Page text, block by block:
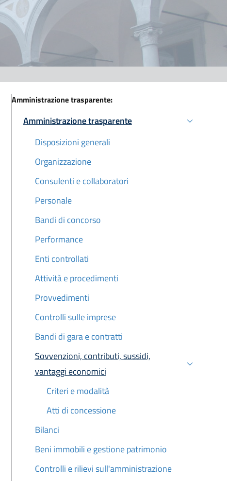
Amministrazione trasparente:
Amministrazione trasparente
Attivo
Disposizioni generali
Organizzazione
Consulenti e collaboratori
Personale
Bandi di concorso
Performance
Enti controllati
Attività e procedimenti
Provvedimenti
Controlli sulle imprese
Bandi di gara e contratti
Sovvenzioni, contributi, sussidi,
vantaggi economici
Attivo
Criteri e modalità
Atti di concessione
Bilanci
Beni immobili e gestione patrimonio
Controlli e rilievi sull'amministrazione